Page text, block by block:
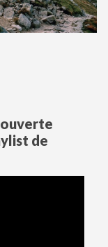
de